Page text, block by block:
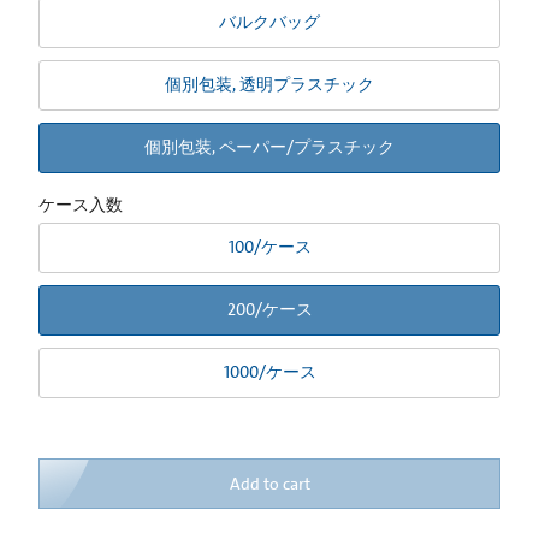
バルクバッグ
個別包装, 透明プラスチック
個別包装, ペーパー/プラスチック
ケース入数
100/ケース
200/ケース
1000/ケース
Add to cart